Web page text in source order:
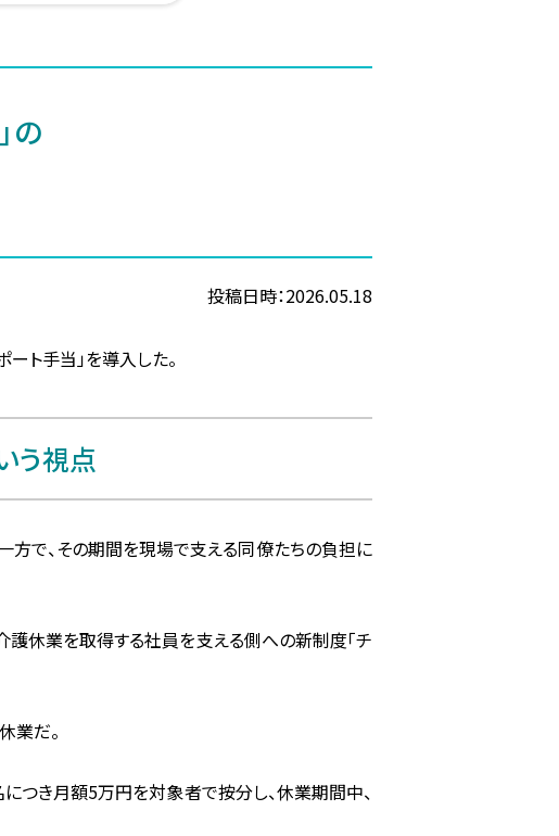
の
投稿日時：2026.05.18
ト手当」を導入した。
う視点
方で、その期間を現場で支える同僚たちの負担に
護休業を取得する社員を支える側への新制度「チ
業だ。
つき月額5万円を対象者で按分し、休業期間中、